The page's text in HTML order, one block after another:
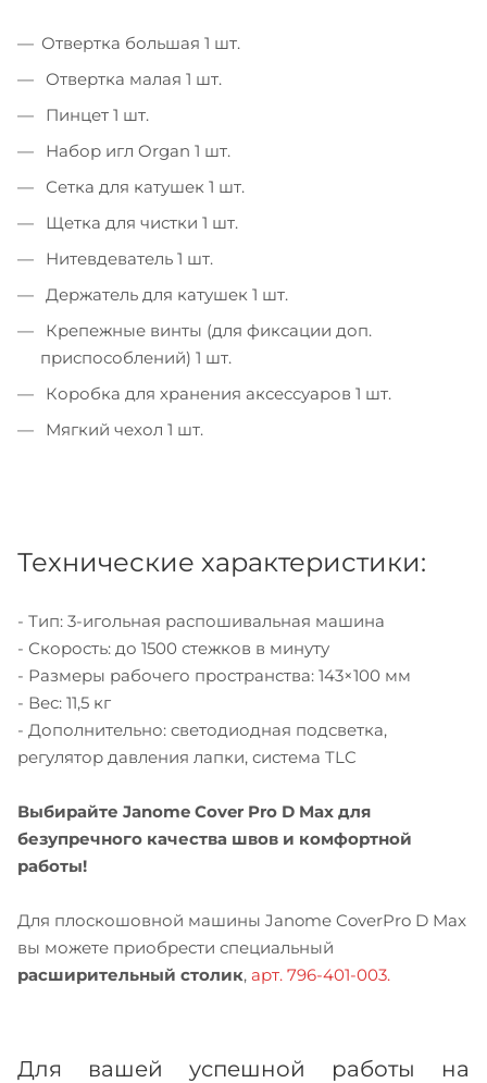
Отвертка большая 1 шт.
Отвертка малая 1 шт.
Пинцет 1 шт.
Набор игл Organ 1 шт.
Сетка для катушек 1 шт.
Щетка для чистки 1 шт.
Нитевдеватель 1 шт.
Держатель для катушек 1 шт.
Крепежные винты (для фиксации доп.
приспособлений) 1 шт.
Коробка для хранения аксессуаров 1 шт.
Мягкий чехол 1 шт.
Технические характеристики:
- Тип: 3-игольная распошивальная машина
- Скорость: до 1500 стежков в минуту
- Размеры рабочего пространства: 143×100 мм
- Вес: 11,5 кг
- Дополнительно: светодиодная подсветка,
регулятор давления лапки, система TLC
Выбирайте Janome Cover Pro D Max для
безупречного качества швов и комфортной
работы!
Для плоскошовной машины Janome CoverPro D Max
вы можете приобрести специальный
расширительный столик, арт. 796-401-003.
Для вашей успешной работы на